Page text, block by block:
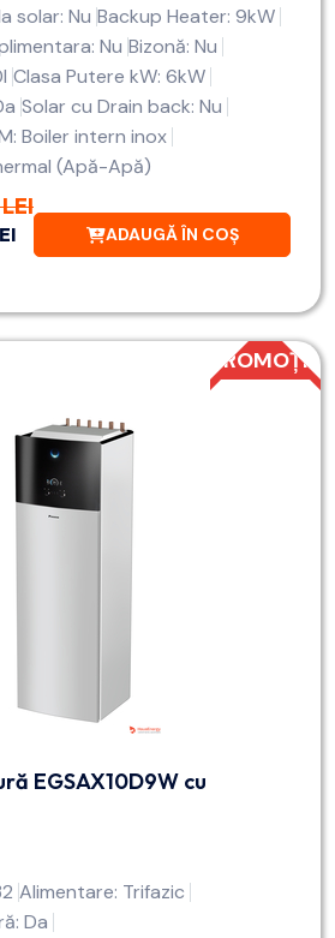
solar: Nu Backup Heater: 9kW
Nu Bizonă: Nu
Clasa Putere kW: 6kW
Solar cu Drain back: Nu
Boiler intern inox
(Apă-Apă)
ADAUGĂ ÎN COȘ
PROMOȚIE
EGSAX10D9W cu
Alimentare: Trifazic
Da